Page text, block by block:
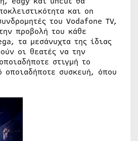
και on
του Vodafone TV,
προβολή του κάθε
τα μεσάνυχτα της ίδιας
οι θεατές να την
στιγμή το
οποιαδήποτε συσκευή, όπου